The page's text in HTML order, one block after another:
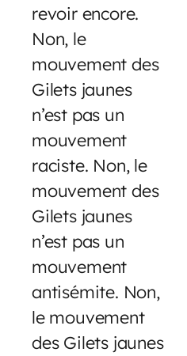
revoir encore.
Non, le
mouvement des
Gilets jaunes
n’est pas un
mouvement
raciste. Non, le
mouvement des
Gilets jaunes
n’est pas un
mouvement
antisémite. Non,
le mouvement
des Gilets jaunes